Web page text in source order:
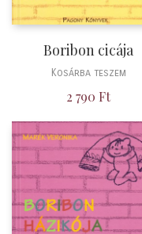
Boribon cicája
Kosárba teszem
2 790 Ft